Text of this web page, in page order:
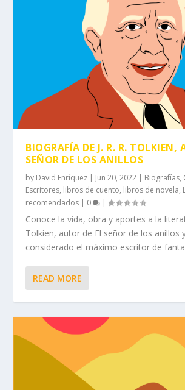
BIOGRAFÍA DE J. R. R. TOLKIEN,
SEÑOR DE LOS ANILLOS
by David Enríquez | Jun 20, 2022 | Biografías,
Escritores, libros de cuento, libros de novela,
recomendados | 0 |
Conoce la vida, obra y aportes a la
Tolkien, autor de El señor de los anillos
considerado el máximo escritor de
READ MORE